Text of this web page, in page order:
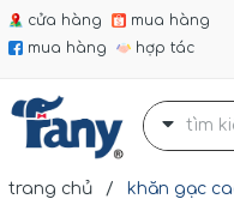
cửa hàng
mua hàng
mua hàng
hợp tác
trang chủ / khăn gạc